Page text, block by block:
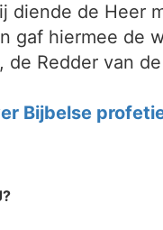
diende de Heer
gaf hiermee de
de Redder van
Bijbelse